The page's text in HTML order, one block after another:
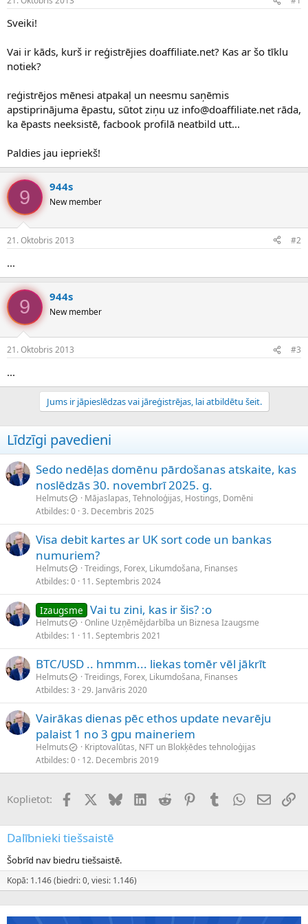
n
u
s
ā
ē
j
s
a
s
Sveiki!
Vai ir kāds, kurš ir reģistrējies doaffiliate.net? Kas ar šo tīklu
notiek?
reģistrējos mēnesi atpakaļ un neesmu saņēmis
apstiprinājuma ēpastu, sūtot ziņu uz info@doaffiliate.net rāda,
ka ēpasts neeksistē, facbook profilā neatbild utt...
Paldies jau iepriekš!
9 944s
New member
21. Oktobris 2013 #2
...
9 944s
New member
21. Oktobris 2013 #3
...
Jums ir jāpieslēdzas vai jāreģistrējas, lai atbildētu šeit.
Līdzīgi pavedieni
Sedo nedēļas domēnu pārdošanas atskaite, kas
noslēdzās 30. novembrī 2025. g.
Helmuts
Mājaslapas, Tehnoloģijas, Hostings, Domēni
Atbildes 0 3. Decembris 2025
Visa debit kartes ar UK sort code un bankas
numuriem?
Helmuts
Treidings, Forex, Likumdošana, Finanses
Atbildes 0 11. Septembris 2024
Izaugsme Vai tu zini, kas ir šis? :o
Helmuts
Online Uzņēmējdarbība un Biznesa Izaugsme
Atbildes 1 11. Septembris 2021
BTC/USD .. hmmm... liekas tomēr vēl jākrīt
Helmuts
Treidings, Forex, Likumdošana, Finanses
Atbildes 3 29. Janvāris 2020
Vairākas dienas pēc ethos update nevarēju
palaist 1 no 3 gpu maineriem
Helmuts
Kriptovalūtas, NFT un Blokķēdes tehnoloģijas
Atbildes 0 12. Decembris 2019
Koplietot: FacebookX (Twitter)
BlueskyLinkedInReddit PinterestTumblrWhatsApp
E-pasts
Dalībnieki tiešsaistē
Šobrīd nav biedru tiešsaistē.
Kopā: 1.146 (biedri: 0, viesi: 1.146)